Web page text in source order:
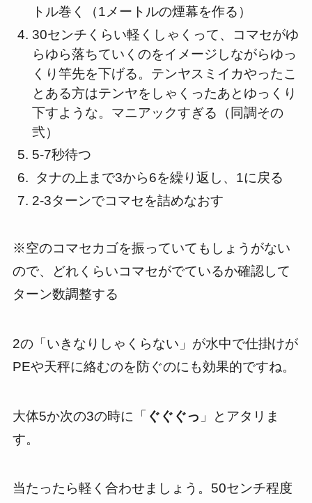
トル巻く（1メートルの煙幕を作る）
30センチくらい軽くしゃくって、コマセがゆ
らゆら落ちていくのをイメージしながらゆっ
くり竿先を下げる。テンヤスミイカやったこ
とある方はテンヤをしゃくったあとゆっくり
下すような。マニアックすぎる（同調その
弐）
5-7秒待つ
タナの上まで3から6を繰り返し、1に戻る
2-3ターンでコマセを詰めなおす
※空のコマセカゴを振っていてもしょうがない
ので、どれくらいコマセがでているか確認して
ターン数調整する
2の「いきなりしゃくらない」が水中で仕掛けが
PEや天秤に絡むのを防ぐのにも効果的ですね。
大体5か次の3の時に「 ぐぐぐっ 」とアタリま
す。
当たったら軽く合わせましょう。50センチ程度